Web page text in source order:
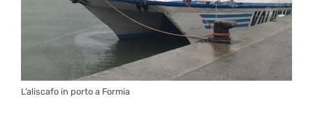
L’aliscafo in porto a Formia